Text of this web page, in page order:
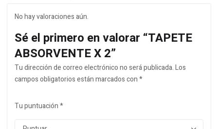
No hay valoraciones aún.
Sé el primero en valorar “TAPETE
ABSORVENTE X 2”
Tu dirección de correo electrónico no será publicada.Los
campos obligatorios están marcados con*
Tu puntuación*